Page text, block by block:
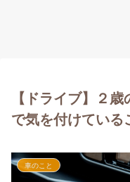
【ドライブ】２
で気を付けている
車のこと